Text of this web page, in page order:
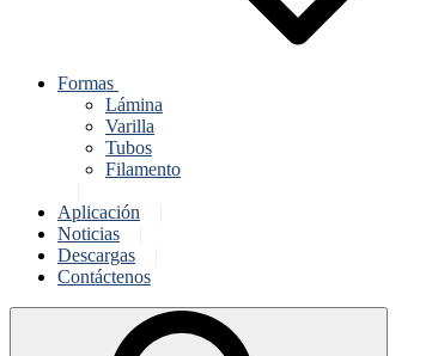
Formas
Lámina
Varilla
Tubos
Filamento
Aplicación
Noticias
Descargas
Contáctenos